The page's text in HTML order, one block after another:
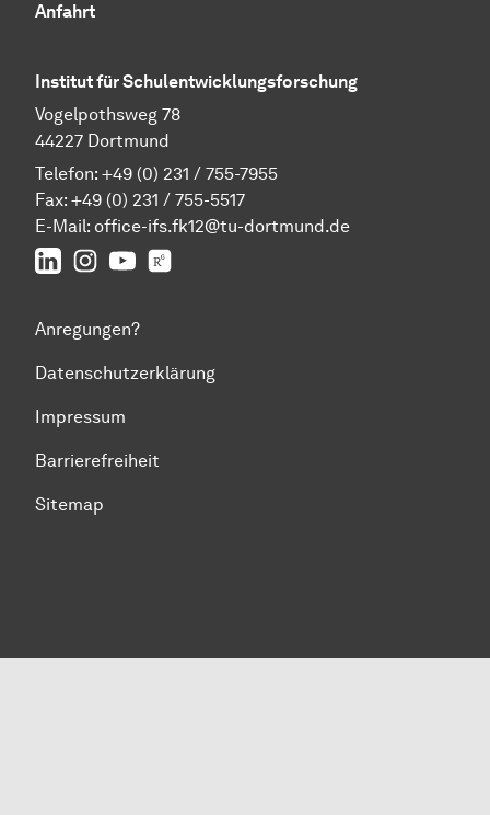
Anfahrt
Institut für Schulentwicklungsforschung
Vogelpothsweg 78
44227 Dortmund
Telefon: +49 (0) 231 / 755-7955
Fax: +49 (0) 231 / 755-5517
E-Mail: office-ifs.fk12@tu-dortmund.de
LinkedInIFS auf Instagram
IFS auf YouTube
Anregungen?
Datenschutzerklärung
Impressum
Barrierefreiheit
Sitemap